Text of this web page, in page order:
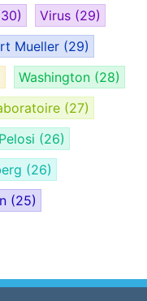
Virus (29)
Mueller (29)
Washington (28)
(27)
(26)
(26)
(25)